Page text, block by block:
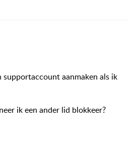
supportaccount aanmaken als ik
ik een ander lid blokkeer?